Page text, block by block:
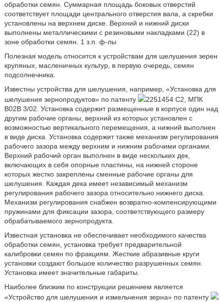
обработки семян. Суммарная площадь боковых отверстий
соответствует площади центрального отверстия вала, а скребки
установлены на верхнем диске. Верхний и нижний диски
выполнены металлическими с резиновыми накладками (22) в
зоне обработки семян. 1 з.п. ф-лы
Полезная модель относится к устройствам для шелушения зерен
крупяных, масленичных культур, в первую очередь, семян
подсолнечника.
Известны устройства для шелушения, например, «Установка для
шелушения зернопродуктов» по патенту
2251454 С2, МПК
В02В 3/02. Установка содержит размещенные в корпусе один над
другим рабочие органы, верхний из которых установлен с
возможностью вертикального перемещения, а нижний выполнен
в виде диска. Установка содержит также механизм регулирования
рабочего зазора между верхним и нижним рабочими органами.
Верхний рабочий орган выполнен в виде нескольких дек,
включающих в себя опорные пластины, на нижней стороне
которых жестко закреплены сменные рабочие органы для
шелушения. Каждая дека имеет независимый механизм
регулирования рабочего зазора относительно нижнего диска.
Механизм регулирования снабжен возвратно-компенсирующими
пружинами для фиксации зазора, соответствующего размеру
обрабатываемого зернопродукта.
Известная установка не обеспечивает необходимого качества
обработки семян, установка требует предварительной
калибровки семян по фракциям. Жесткие абразивные круги
установки создают большое количество разрушенных семян.
Установка имеет значительные габариты.
Наиболее близким по конструкции решением является
«Устройство для шелушения и измельчения зерна» по патенту